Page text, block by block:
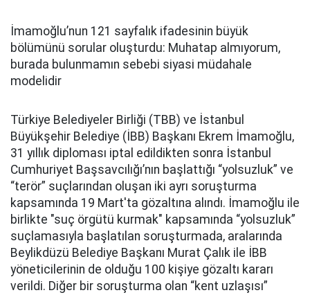
İmamoğlu’nun 121 sayfalık ifadesinin büyük
bölümünü sorular oluşturdu: Muhatap almıyorum,
burada bulunmamın sebebi siyasi müdahale
modelidir
Türkiye Belediyeler Birliği (TBB) ve İstanbul
Büyükşehir Belediye (İBB) Başkanı Ekrem İmamoğlu,
31 yıllık diploması iptal edildikten sonra İstanbul
Cumhuriyet Başsavcılığı’nın başlattığı “yolsuzluk” ve
“terör” suçlarından oluşan iki ayrı soruşturma
kapsamında 19 Mart'ta gözaltına alındı. İmamoğlu ile
birlikte "suç örgütü kurmak" kapsamında “yolsuzluk”
suçlamasıyla başlatılan soruşturmada, aralarında
Beylikdüzü Belediye Başkanı Murat Çalık ile İBB
yöneticilerinin de olduğu 100 kişiye gözaltı kararı
verildi. Diğer bir soruşturma olan “kent uzlaşısı”